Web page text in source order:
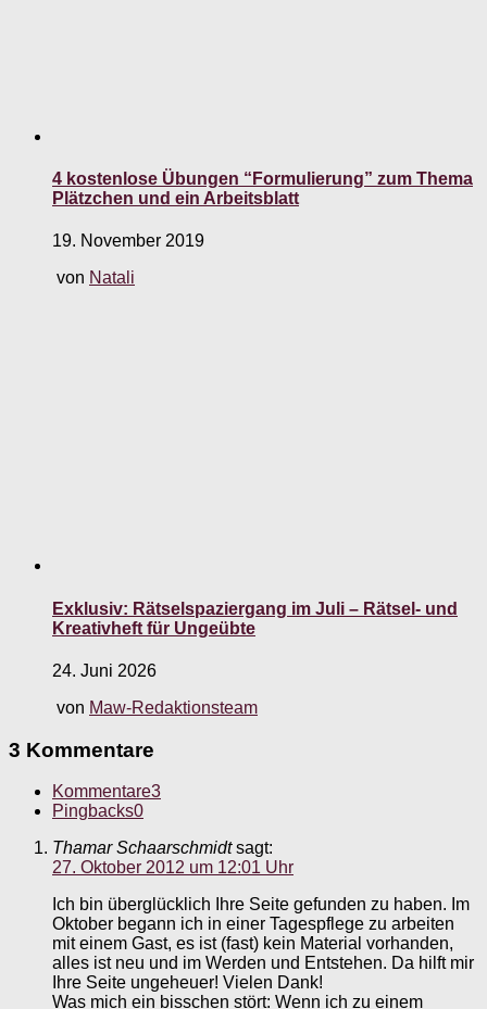
4 kostenlose Übungen “Formulierung” zum Thema
Plätzchen und ein Arbeitsblatt
19. November 2019
von Natali
Exklusiv: Rätselspaziergang im Juli – Rätsel- und
Kreativheft für Ungeübte
24. Juni 2026
von Maw-Redaktionsteam
3 Kommentare
Kommentare3
Pingbacks0
Thamar Schaarschmidt sagt:
27. Oktober 2012 um 12:01 Uhr
Ich bin überglücklich Ihre Seite gefunden zu haben. Im
Oktober begann ich in einer Tagespflege zu arbeiten
mit einem Gast, es ist (fast) kein Material vorhanden,
alles ist neu und im Werden und Entstehen. Da hilft mir
Ihre Seite ungeheuer! Vielen Dank!
Was mich ein bisschen stört: Wenn ich zu einem